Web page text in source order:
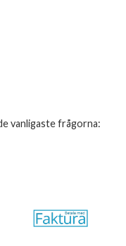
vanligaste frågorna: